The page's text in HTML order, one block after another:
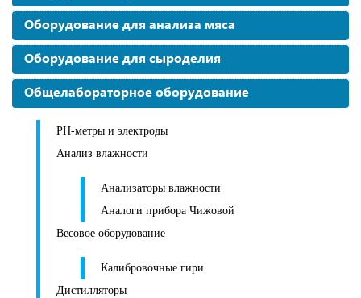
Оборудование для анализа мяса
Оборудование для сыроделия
Общелабораторное оборудование
PH-метры и электроды
Анализ влажности
Анализаторы влажности
Аналоги прибора Чижовой
Весовое оборудование
Калибровочные гири
Дистилляторы